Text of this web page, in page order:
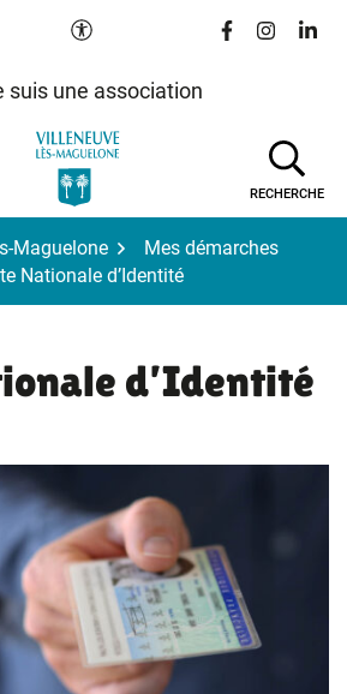
Paramètres d'accessibilité
Lien vers le
Lien vers
Lien
suis une association
RECHERCHE
Maguelone
Mes démarches
Nationale d’Identité
d’Identité